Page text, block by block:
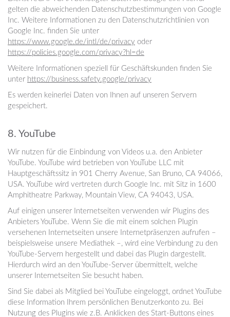
gelten die abweichenden Datenschutzbestimmungen von Google
Inc. Weitere Informationen zu den Datenschutzrichtlinien von
Google Inc. finden Sie unter
https://www.google.de/intl/de/privacy oder
https://policies.google.com/privacy?hl=de
Weitere Informationen speziell für Geschäftskunden finden Sie
unter https://business.safety.google/privacy
Es werden keinerlei Daten von Ihnen auf unseren Servern
gespeichert.
8. YouTube
Wir nutzen für die Einbindung von Videos u.a. den Anbieter
YouTube. YouTube wird betrieben von YouTube LLC mit
Hauptgeschäftssitz in 901 Cherry Avenue, San Bruno, CA 94066,
USA. YouTube wird vertreten durch Google Inc. mit Sitz in 1600
Amphitheatre Parkway, Mountain View, CA 94043, USA.
Auf einigen unserer Internetseiten verwenden wir Plugins des
Anbieters YouTube. Wenn Sie die mit einem solchen Plugin
versehenen Internetseiten unsere Internetpräsenzen aufrufen –
beispielsweise unsere Mediathek –, wird eine Verbindung zu den
YouTube-Servern hergestellt und dabei das Plugin dargestellt.
Hierdurch wird an den YouTube-Server übermittelt, welche
unserer Internetseiten Sie besucht haben.
Sind Sie dabei als Mitglied bei YouTube eingeloggt, ordnet YouTube
diese Information Ihrem persönlichen Benutzerkonto zu. Bei
Nutzung des Plugins wie z.B. Anklicken des Start-Buttons eines